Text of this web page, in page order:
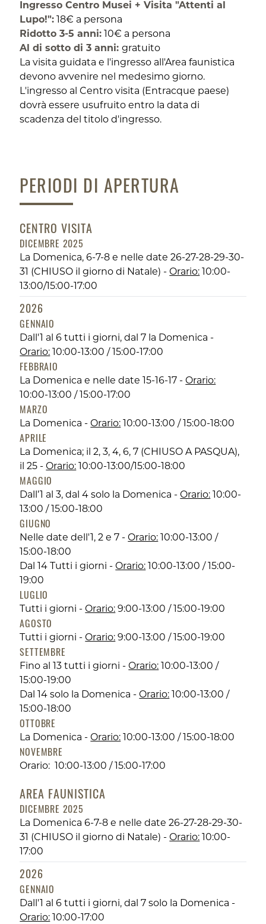
Ingresso Centro Musei + Visita "Attenti al
Lupo!": 18€ a persona
Ridotto 3-5 anni: 10€ a persona
Al di sotto di 3 anni:gratuito
La visita guidata e l'ingresso all'Area faunistica
devono avvenire nel medesimo giorno.
L'ingresso al Centro visita (Entracque paese)
dovrà essere usufruito entro la data di
scadenza del titolo d'ingresso.
PERIODI DI APERTURA
CENTRO VISITA
DICEMBRE 2025
La Domenica, 6-7-8 e nelle date 26-27-28-29-30-
31 (CHIUSO il giorno di Natale) - Orario: 10:00-
13:00/15:00-17:00
2026
GENNAIO
Dall'1 al 6 tutti i giorni, dal 7 la Domenica -
Orario: 10:00-13:00 / 15:00-17:00
FEBBRAIO
La Domenica e nelle date 15-16-17 - Orario:
10:00-13:00 / 15:00-17:00
MARZO
La Domenica - Orario: 10:00-13:00 / 15:00-18:00
APRILE
La Domenica; il 2, 3, 4, 6, 7 (CHIUSO A PASQUA),
il 25 - Orario: 10:00-13:00/15:00-18:00
MAGGIO
Dall’1 al 3, dal 4 solo la Domenica - Orario: 10:00-
13:00 / 15:00-18:00
GIUGNO
Nelle date dell'1, 2 e 7 - Orario: 10:00-13:00 /
15:00-18:00
Dal 14 Tutti i giorni - Orario: 10:00-13:00 / 15:00-
19:00
LUGLIO
Tutti i giorni - Orario: 9:00-13:00 / 15:00-19:00
AGOSTO
Tutti i giorni - Orario: 9:00-13:00 / 15:00-19:00
SETTEMBRE
Fino al 13 tutti i giorni - Orario: 10:00-13:00 /
15:00-19:00
Dal 14 solo la Domenica - Orario: 10:00-13:00 /
15:00-18:00
OTTOBRE
La Domenica - Orario: 10:00-13:00 / 15:00-18:00
NOVEMBRE
Orario: 10:00-13:00 / 15:00-17:00
AREA FAUNISTICA
DICEMBRE 2025
La Domenica 6-7-8 e nelle date 26-27-28-29-30-
31 (CHIUSO il giorno di Natale) - Orario: 10:00-
17:00
2026
GENNAIO
Dall'1 al 6 tutti i giorni, dal 7 solo la Domenica -
Orario: 10:00-17:00